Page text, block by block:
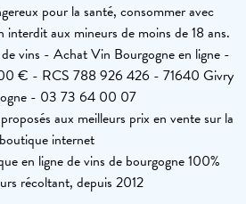
pour la santé, consommer avec
aux mineurs de moins de 18 ans.
vins - Achat Vin Bourgogne en ligne -
€ - RCS 788 926 426 - 71640 Givry
- 03 73 64 00 07
aux meilleurs prix en vente sur la
boutique internet
en ligne de vins de bourgogne 100%
récoltant, depuis 2012